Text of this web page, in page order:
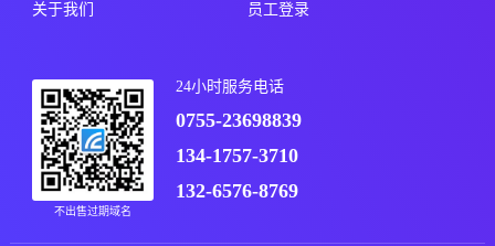
关于我们
员工登录
不出售过期域名
24小时服务电话
0755-23698839
134-1757-3710
132-6576-8769